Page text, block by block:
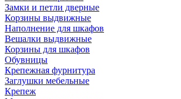
Замки и петли дверные
Корзины выдвижные
Наполнение для шкафов
Вешалки выдвижные
Корзины для шкафов
Обувницы
Крепежная фурнитура
Заглушки мебельные
Крепеж